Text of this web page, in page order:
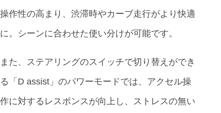
操作性の高まり、渋滞時やカーブ走行がより快適
に。シーンに合わせた使い分けが可能です。
また、ステアリングのスイッチで切り替えができ
る「D assist」のパワーモードでは、アクセル操
作に対するレスポンスが向上し、ストレスの無い